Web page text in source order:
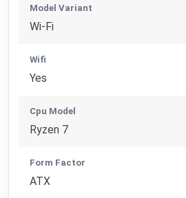
Model Variant
Wi-Fi
Wifi
Yes
Cpu Model
Ryzen 7
Form Factor
ATX